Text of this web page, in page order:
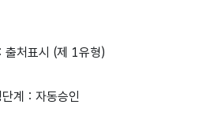
출처표시 (제 1유형)
계 : 자동승인